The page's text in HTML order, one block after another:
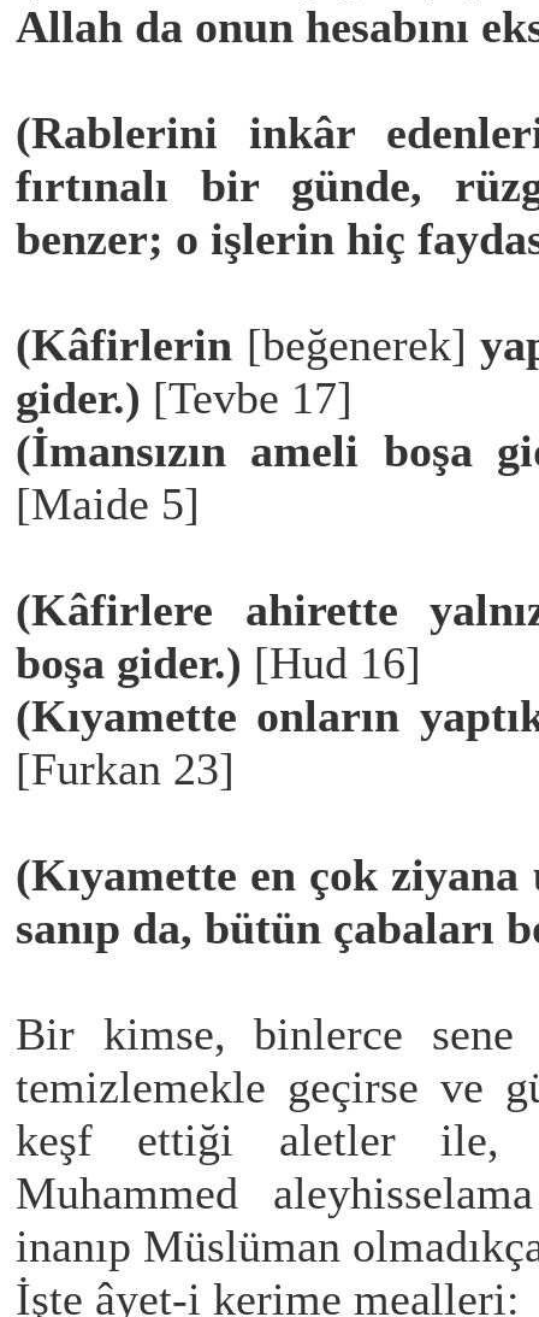
Allah da onun hesabını
(Rablerini inkâr
fırtınalı bir günde,
benzer; o işlerin hiç
(Kâfirlerin [beğenerek]
gider.) [Tevbe 17]
(İmansızın ameli boşa
[Maide 5]
(Kâfirlere ahirette
boşa gider.) [Hud 16]
(Kıyamette onların
[Furkan 23]
(Kıyamette en çok
sanıp da, bütün çabaları
Bir kimse, binlerce
temizlemekle geçirse ve
keşf ettiği aletler ile,
Muhammed
inanıp Müslüman
İşte âyet-i kerime mealleri: